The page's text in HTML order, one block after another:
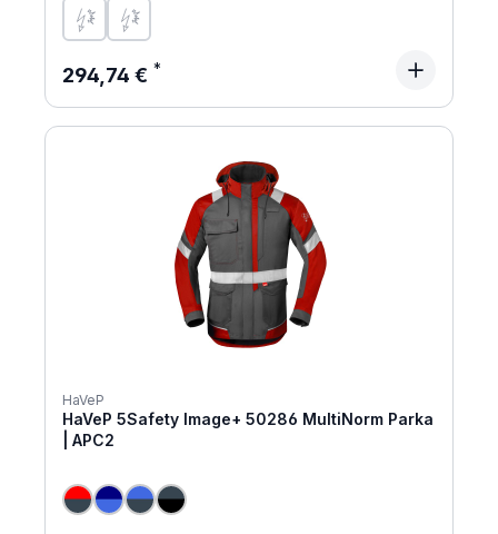
Regulärer Preis:
294,74 €
HaVeP
HaVeP 5Safety Image+ 50286 MultiNorm Parka
| APC2